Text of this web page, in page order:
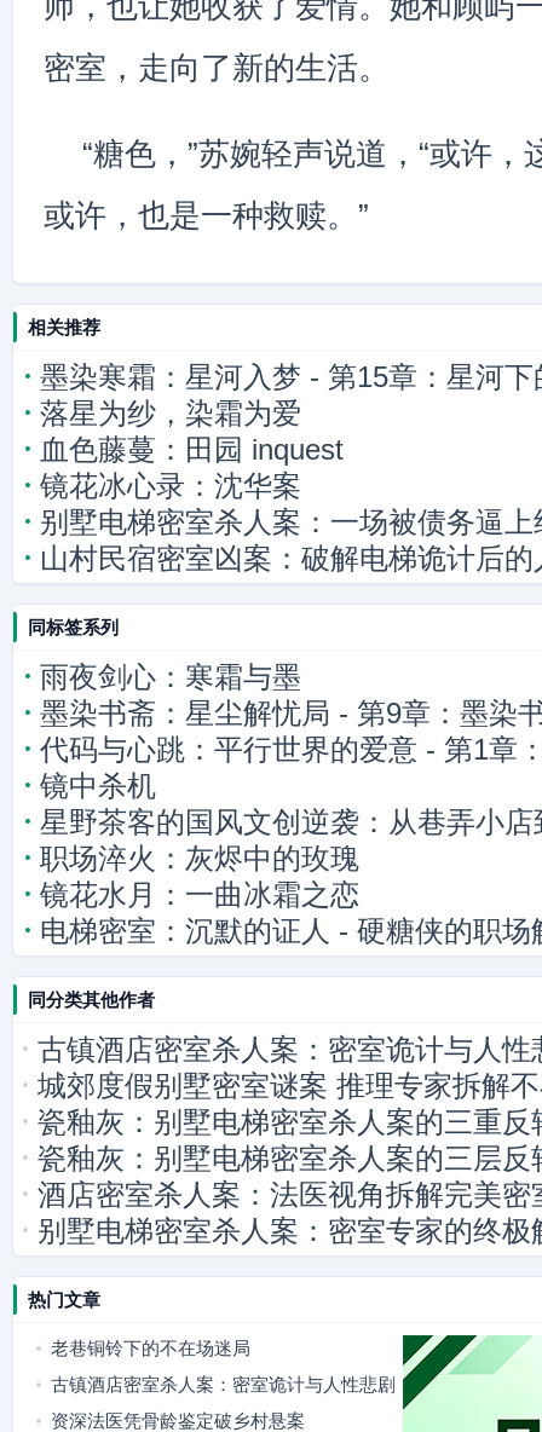
密室，走向了新的生活。
“糖色，”苏婉轻声说道，“或许，
或许，也是一种救赎。”
相关推荐
墨染寒霜：星河入梦 - 第15章：星河下
落星为纱，染霜为爱
血色藤蔓：田园 inquest
镜花冰心录：沈华案
别墅电梯密室杀人案：一场被债务逼
山村民宿密室凶案：破解电梯诡计后
同标签系列
雨夜剑心：寒霜与墨
墨染书斋：星尘解忧局 - 第9章：墨染
代码与心跳：平行世界的爱意 - 第1章
的连接
镜中杀机
星野茶客的国风文创逆袭：从巷弄小
职场淬火：灰烬中的玫瑰
镜花水月：一曲冰霜之恋
电梯密室：沉默的证人 - 硬糖侠的职场
同分类其他作者
古镇酒店密室杀人案：密室诡计与人性
城郊度假别墅密室谜案 推理专家拆解
瓷釉灰：别墅电梯密室杀人案的三重反
瓷釉灰：别墅电梯密室杀人案的三层反
酒店密室杀人案：法医视角拆解完美密
别墅电梯密室杀人案：密室专家的终极
热门文章
老巷铜铃下的不在场迷局
古镇酒店密室杀人案：密室诡计与人性悲剧
资深法医凭骨龄鉴定破乡村悬案